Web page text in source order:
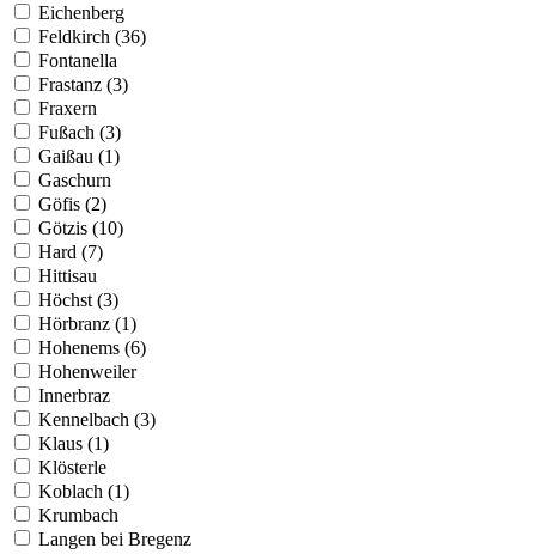
Eichenberg
Feldkirch (36)
Fontanella
Frastanz (3)
Fraxern
Fußach (3)
Gaißau (1)
Gaschurn
Göfis (2)
Götzis (10)
Hard (7)
Hittisau
Höchst (3)
Hörbranz (1)
Hohenems (6)
Hohenweiler
Innerbraz
Kennelbach (3)
Klaus (1)
Klösterle
Koblach (1)
Krumbach
Langen bei Bregenz